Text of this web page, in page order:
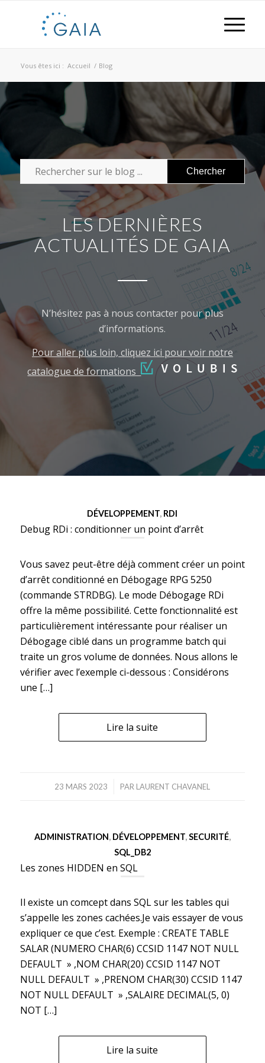
Vous êtes ici : Accueil / Blog
LES DERNIÈRES
ACTUALITÉS DE GAIA
N’hésitez pas à nous contacter pour plus
d’informations.
Pour aller plus loin, cliquez ici pour voir notre
catalogue de formations
DÉVELOPPEMENT, RDI
Debug RDi : conditionner un point d’arrêt
Vous savez peut-être déjà comment créer un point
d’arrêt conditionné en Débogage RPG 5250
(commande STRDBG). Le mode Débogage RDi
offre la même possibilité. Cette fonctionnalité est
particulièrement intéressante pour réaliser un
Débogage ciblé dans un programme batch qui
traite un gros volume de données. Nous allons le
vérifier avec l’exemple ci-dessous : Considérons
une […]
Lire la suite
23 MARS 2023
/ PAR LAURENT CHAVANEL
ADMINISTRATION, DÉVELOPPEMENT,SECURITÉ,
SQL_DB2
Les zones HIDDEN en SQL
Il existe un comcept dans SQL sur les tables qui
s’appelle les zones cachées.Je vais essayer de vous
expliquer ce que c’est. Exemple : CREATE TABLE
SALAR (NUMERO CHAR(6) CCSID 1147 NOT NULL
DEFAULT » ,NOM CHAR(20) CCSID 1147 NOT
NULL DEFAULT » ,PRENOM CHAR(30) CCSID 1147
NOT NULL DEFAULT » ,SALAIRE DECIMAL(5, 0)
NOT […]
Lire la suite